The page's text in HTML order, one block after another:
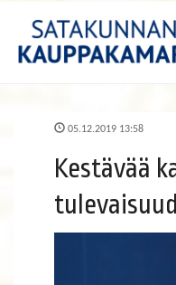
05.12.2019 13:58
Kestävää